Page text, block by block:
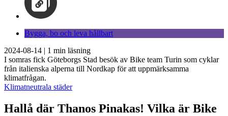
Bygga, bo och leva hållbart
2024-08-14 | 1 min läsning
I somras fick Göteborgs Stad besök av Bike team Turin som cyklar
från italienska alperna till Nordkap för att uppmärksamma
klimatfrågan.
Klimatneutrala städer
Hallå där Thanos Pinakas! Vilka är Bike